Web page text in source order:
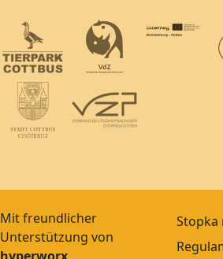
Mit freundlicher
Unterstützung von
Stopka